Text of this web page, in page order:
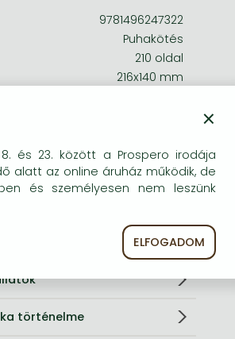
9781496247322
Puhakötés
210 oldal
216x140 mm
történelme
×
és 23. között a Prospero irodája
alatt az online áruház működik, de
és személyesen nem leszünk
ELFOGADOM